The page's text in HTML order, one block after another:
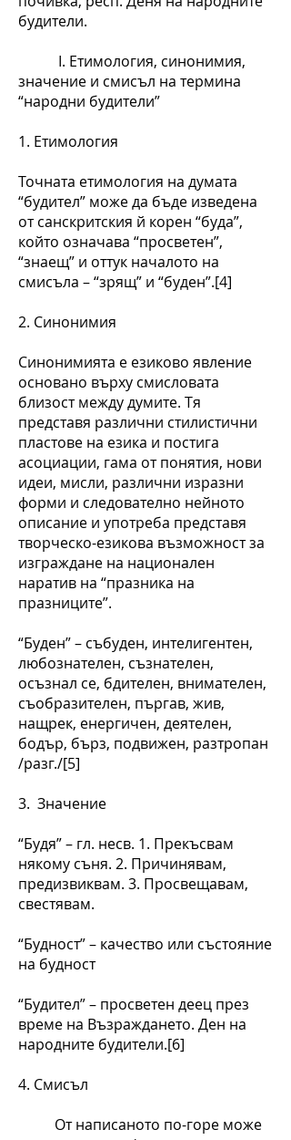
будители.
І. Етимология, синонимия,
значение и смисъл на термина
“народни будители”
1. Етимология
Точната етимология на думата
“будител” може да бъде изведена
от санскритския й корен “буда”,
който означава “просветен”,
“знаещ” и оттук началото на
смисъла – “зрящ” и “буден”.[4]
2. Синонимия
Синонимията е езиково явление
основано върху смисловата
близост между думите. Тя
представя различни стилистични
пластове на езика и постига
асоциации, гама от понятия, нови
идеи, мисли, различни изразни
форми и следователно нейното
описание и употреба представя
творческо-езикова възможност за
изграждане на национален
наратив на “празника на
празниците”.
“Буден” – събуден, интелигентен,
любознателен, съзнателен,
осъзнал се, бдителен, внимателен,
съобразителен, пъргав, жив,
нащрек, енергичен, деятелен,
бодър, бърз, подвижен, разтропан
/разг./[5]
3. Значение
“Будя” – гл. несв. 1. Прекъсвам
някому съня. 2. Причинявам,
предизвиквам. 3. Просвещавам,
свестявам.
“Будност” – качество или състояние
на будност
“Будител” – просветен деец през
време на Възраждането. Ден на
народните будители.[6]
4. Смисъл
От написаното по-горе може